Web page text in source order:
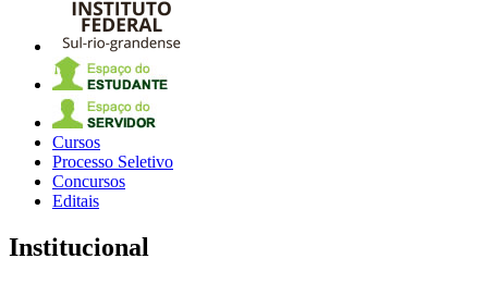
Cursos
Processo Seletivo
Concursos
Editais
Institucional